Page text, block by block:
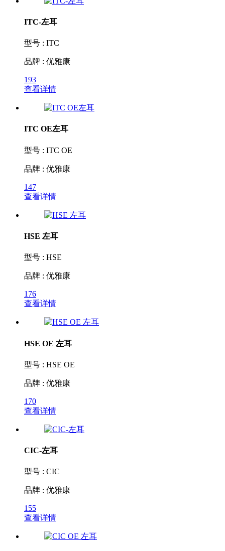
ITC-左耳
型号 : ITC
品牌 : 优雅康
193
查看详情
ITC OE左耳
型号 : ITC OE
品牌 : 优雅康
147
查看详情
HSE 左耳
型号 : HSE
品牌 : 优雅康
176
查看详情
HSE OE 左耳
型号 : HSE OE
品牌 : 优雅康
170
查看详情
CIC-左耳
型号 : CIC
品牌 : 优雅康
155
查看详情